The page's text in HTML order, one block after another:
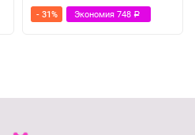
- 31% Экономия 748 Р